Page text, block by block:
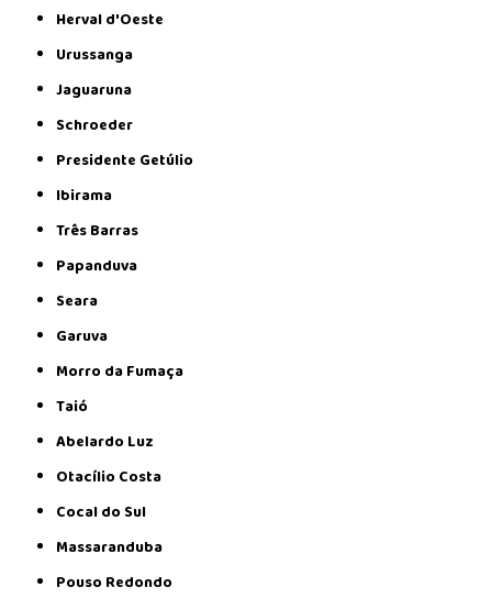
Herval d'Oeste
Urussanga
Jaguaruna
Schroeder
Presidente Getúlio
Ibirama
Três Barras
Papanduva
Seara
Garuva
Morro da Fumaça
Taió
Abelardo Luz
Otacílio Costa
Cocal do Sul
Massaranduba
Pouso Redondo